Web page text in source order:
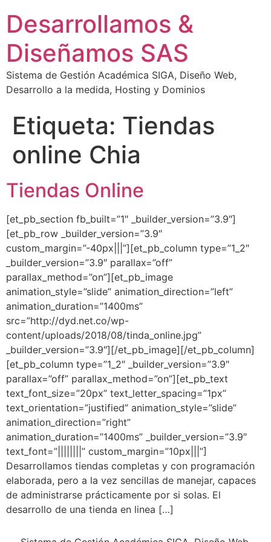
Desarrollamos &
Diseñamos SAS
Sistema de Gestión Académica SIGA, Diseño Web,
Desarrollo a la medida, Hosting y Dominios
Etiqueta: Tiendas
online Chia
Tiendas Online
[et_pb_section fb_built=”1″ _builder_version=”3.9″]
[et_pb_row _builder_version=”3.9″
custom_margin=”-40px|||”][et_pb_column type=”1_2″
_builder_version=”3.9″ parallax=”off”
parallax_method=”on”][et_pb_image
animation_style=”slide” animation_direction=”left”
animation_duration=”1400ms”
src=”http://dyd.net.co/wp-
content/uploads/2018/08/tinda_online.jpg”
_builder_version=”3.9″][/et_pb_image][/et_pb_column]
[et_pb_column type=”1_2″ _builder_version=”3.9″
parallax=”off” parallax_method=”on”][et_pb_text
text_font_size=”20px” text_letter_spacing=”1px”
text_orientation=”justified” animation_style=”slide”
animation_direction=”right”
animation_duration=”1400ms” _builder_version=”3.9″
text_font=”||||||||” custom_margin=”10px|||”]
Desarrollamos tiendas completas y con programación
elaborada, pero a la vez sencillas de manejar, capaces
de administrarse prácticamente por si solas. El
desarrollo de una tienda en linea […]